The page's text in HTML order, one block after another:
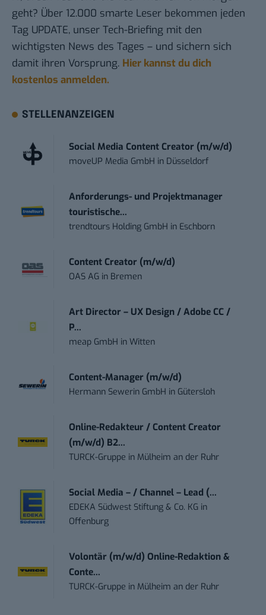
geht? Über 12.000 smarte Leser bekommen jeden
Tag UPDATE, unser Tech-Briefing mit den
wichtigsten News des Tages – und sichern sich
damit ihren Vorsprung. Hier kannst du dich
kostenlos anmelden.
STELLENANZEIGEN
Social Media Content Creator (m/w/d)
moveUP Media GmbH in Düsseldorf
Anforderungs- und Projektmanager
touristische...
trendtours Holding GmbH in Eschborn
Content Creator (m/w/d)
OAS AG in Bremen
Art Director – UX Design / Adobe CC /
P...
meap GmbH inWitten
Content-Manager (m/w/d)
Hermann Sewerin GmbH in Gütersloh
Online-Redakteur / Content Creator
(m/w/d) B2...
TURCK-Gruppe in Mülheim an der Ruhr
Social Media – / Channel – Lead (...
EDEKA Südwest Stiftung & Co. KG in
Offenburg
Volontär (m/w/d) Online-Redaktion &
Conte...
TURCK-Gruppe in Mülheim an der Ruhr